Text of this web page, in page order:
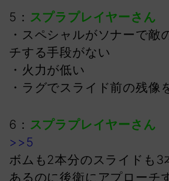
5： スプラプレイヤーさん
・スペシャルがソナーで敵
チする手段がない
・火力が低い
・ラグでスライド前の残像
6： スプラプレイヤーさん
>>5
ボムも2本分のスライドも3
あるのに後衛にアプローチ